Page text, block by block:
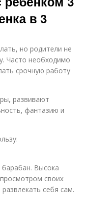
в 3
но родители не
Часто необходимо
срочную работу
развивают
фантазию и
Высока
своих
себя сам.